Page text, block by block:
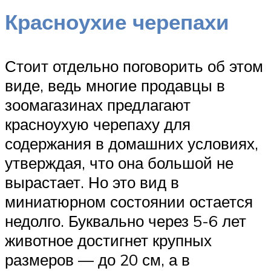
Красноухие черепахи
Стоит отдельно поговорить об этом
виде, ведь многие продавцы в
зоомагазинах предлагают
красноухую черепаху для
содержания в домашних условиях,
утверждая, что она большой не
вырастает. Но это вид в
миниатюрном состоянии остается
недолго. Буквально через 5-6 лет
животное достигнет крупных
размеров — до 20 см, а в